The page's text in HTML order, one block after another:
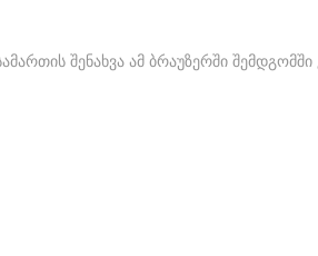
შენახვა ამ ბრაუზერში